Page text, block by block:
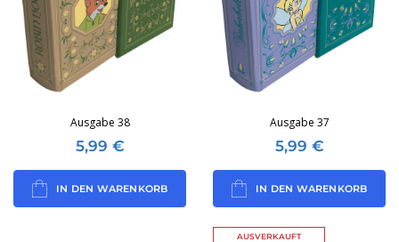
Ausgabe 38
5,99 €
IN DEN WARENKORB
Ausgabe 37
5,99 €
IN DEN WARENKORB
AUSVERKAUFT